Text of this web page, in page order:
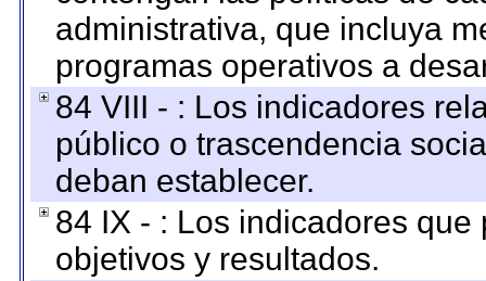
administrativa, que incluya
programas operativos a
84 VIII - : Los indicadores
público o trascendencia
deban establecer.
84 IX - : Los indicadores
objetivos y resultados.